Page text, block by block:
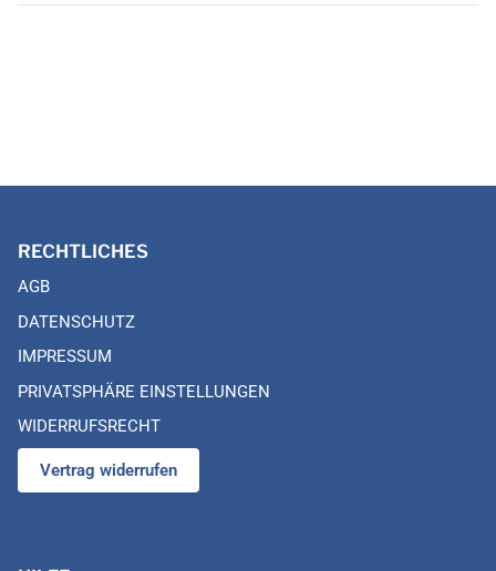
RECHTLICHES
AGB
DATENSCHUTZ
IMPRESSUM
PRIVATSPHÄRE EINSTELLUNGEN
WIDERRUFSRECHT
Vertrag widerrufen